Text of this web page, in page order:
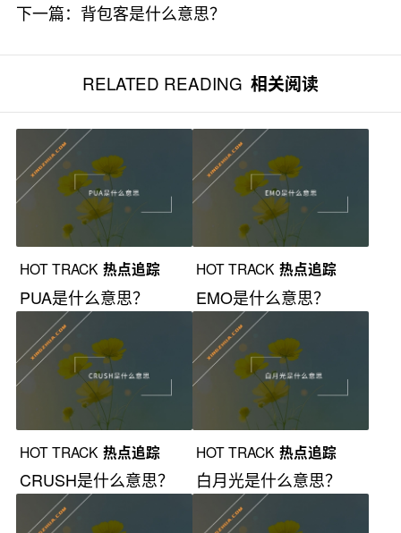
下一篇： 背包客是什么意思？
RELATED READING 相关阅读
HOT TRACK 热点追踪
PUA是什么意思？
HOT TRACK 热点追踪
EMO是什么意思？
HOT TRACK 热点追踪
CRUSH是什么意思？
HOT TRACK 热点追踪
白月光是什么意思？